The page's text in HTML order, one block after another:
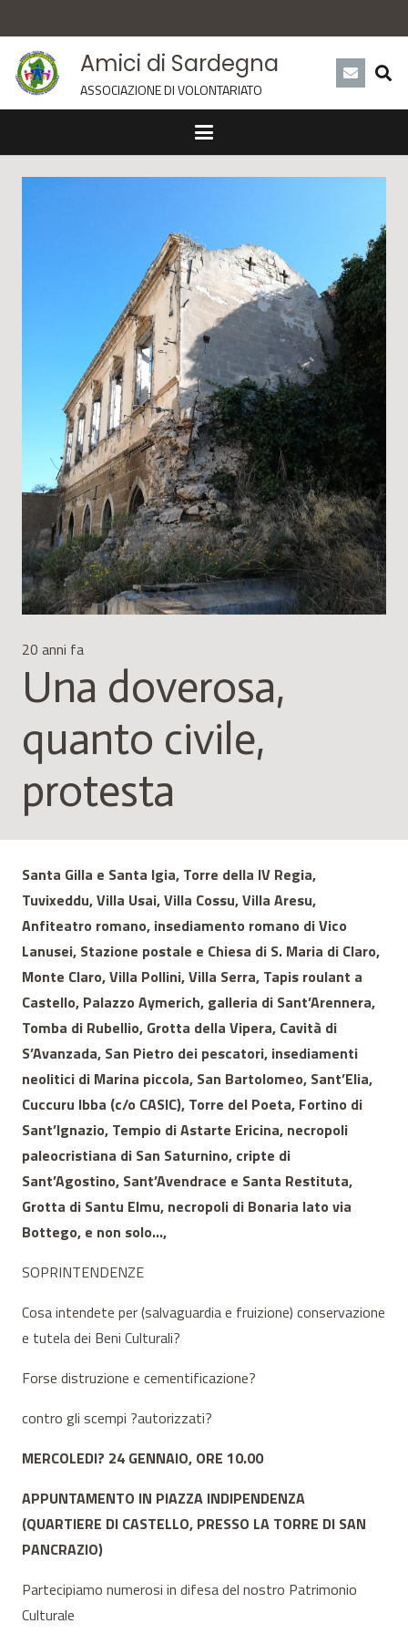
Amici di Sardegna
ASSOCIAZIONE DI VOLONTARIATO
20 anni fa
Una doverosa,
quanto civile,
protesta
Santa Gilla e Santa Igia, Torre della IV Regia,
Tuvixeddu, Villa Usai, Villa Cossu, Villa Aresu,
Anfiteatro romano, insediamento romano di Vico
Lanusei, Stazione postale e Chiesa di S. Maria di Claro,
Monte Claro, Villa Pollini, Villa Serra, Tapis roulant a
Castello, Palazzo Aymerich, galleria di Sant’Arennera,
Tomba di Rubellio, Grotta della Vipera, Cavità di
S’Avanzada, San Pietro dei pescatori, insediamenti
neolitici di Marina piccola, San Bartolomeo, Sant’Elia,
Cuccuru Ibba (c/o CASIC), Torre del Poeta, Fortino di
Sant’Ignazio, Tempio di Astarte Ericina, necropoli
paleocristiana di San Saturnino, cripte di
Sant’Agostino, Sant’Avendrace e Santa Restituta,
Grotta di Santu Elmu, necropoli di Bonaria lato via
Bottego, e non solo…,
SOPRINTENDENZE
Cosa intendete per (salvaguardia e fruizione) conservazione
e tutela dei Beni Culturali?
Forse distruzione e cementificazione?
contro gli scempi ?autorizzati?
MERCOLEDI? 24 GENNAIO, ORE 10.00
APPUNTAMENTO IN PIAZZA INDIPENDENZA
(QUARTIERE DI CASTELLO, PRESSO LA TORRE DI SAN
PANCRAZIO)
Partecipiamo numerosi in difesa del nostro Patrimonio
Culturale